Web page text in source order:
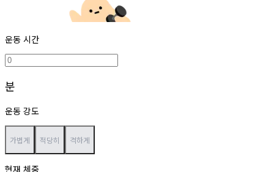
운동 시간
분
운동 강도
가볍게 적당히 격하게
현재 체중